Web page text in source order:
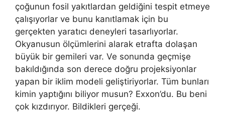
çoğunun fosil yakıtlardan geldiğini tespit etmeye
çalışıyorlar ve bunu kanıtlamak için bu
gerçekten yaratıcı deneyleri tasarlıyorlar.
Okyanusun ölçümlerini alarak etrafta dolaşan
büyük bir gemileri var. Ve sonunda geçmişe
bakıldığında son derece doğru projeksiyonlar
yapan bir iklim modeli geliştiriyorlar. Tüm bunları
kimin yaptığını biliyor musun? Exxon’du. Bu beni
çok kızdırıyor. Bildikleri gerçeği.